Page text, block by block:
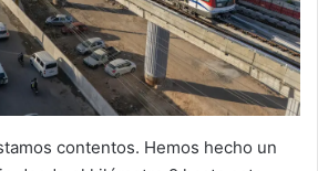
contentos. Hemos hecho un